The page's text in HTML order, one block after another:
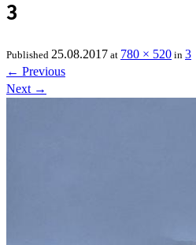
3
Published 25.08.2017 at 780 × 520 in 3
← Previous
Next →